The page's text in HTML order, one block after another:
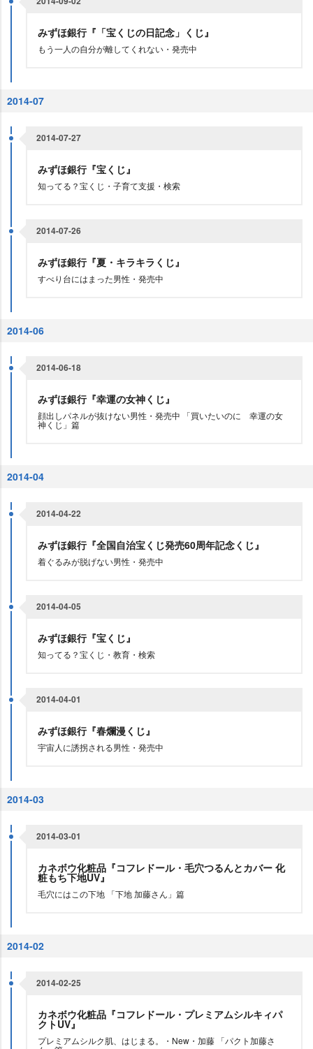
みずほ銀行『「宝くじの日記念」くじ』
もう一人の自分が離してくれない・発売中
2014-07
2014-07-27
みずほ銀行『宝くじ』
知ってる？宝くじ・子育て支援・検索
2014-07-26
みずほ銀行『夏・キラキラくじ』
すべり台にはまった男性・発売中
2014-06
2014-06-18
みずほ銀行『幸運の女神くじ』
顔出しパネルが抜けない男性・発売中 「買いたいのに 幸運の女
神くじ」篇
2014-04
2014-04-22
みずほ銀行『全国自治宝くじ発売60周年記念くじ』
着ぐるみが脱げない男性・発売中
2014-04-05
みずほ銀行『宝くじ』
知ってる？宝くじ・教育・検索
2014-04-01
みずほ銀行『春爛漫くじ』
宇宙人に誘拐される男性・発売中
2014-03
2014-03-01
カネボウ化粧品『コフレドール・毛穴つるんとカバー 化
粧もち下地UV』
毛穴にはこの下地 「下地 加藤さん」篇
2014-02
2014-02-25
カネボウ化粧品『コフレドール・プレミアムシルキィパ
クトUV』
プレミアムシルク肌、はじまる。・New・加藤 「パクト加藤さ